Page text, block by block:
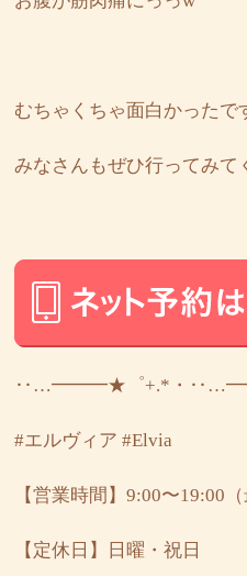
むちゃくちゃ面白かったで
みなさんもぜひ行ってみて
‥…━━━★゜+.*・
#エルヴィア #Elvia
【営業時間】9:00〜19:00（
【定休日】日曜・祝日